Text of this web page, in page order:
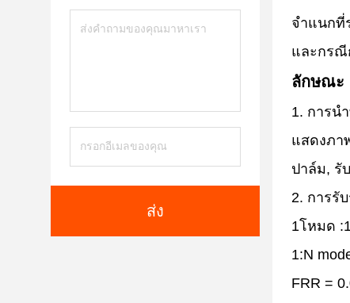
ส่ง
จําแนกที่
และกรณี
ลักษณะ
1. การนํ
แสดงภา
ปาล์ม, รั
2. การรั
1โหมด
1:N
FRR =